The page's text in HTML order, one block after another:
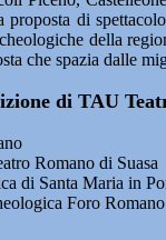
proposta di
della
che spazia dalle
di TAU
Romano di Suasa
di Santa Maria in
Foro Romano